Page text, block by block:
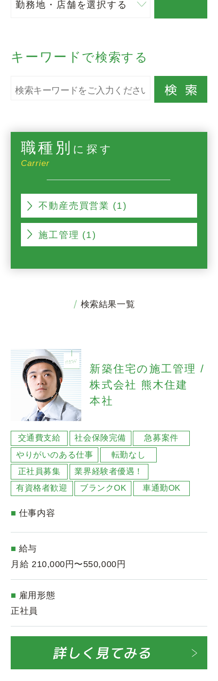
キーワード で検索する
Carrier
職種別 に探す
不動産売買営業 (1)
施工管理 (1)
検索結果一覧
新築住宅の施工管理 /
株式会社 熊木住建
本社
交通費支給 社会保険完備
急募案件
やりがいのある仕事
転勤なし
正社員募集
業界経験者優遇！
有資格者歓迎
ブランクOK 車通勤OK
仕事内容
給与
月給 210,000円〜550,000円
雇用形態
正社員